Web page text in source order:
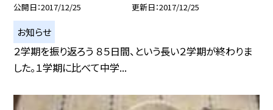
公開日 2017/12/25 更新日 2017/12/25
お知らせ
２学期を振り返ろう ８５日間、という長い２学期が終わりま
した。１学期に比べて中学...